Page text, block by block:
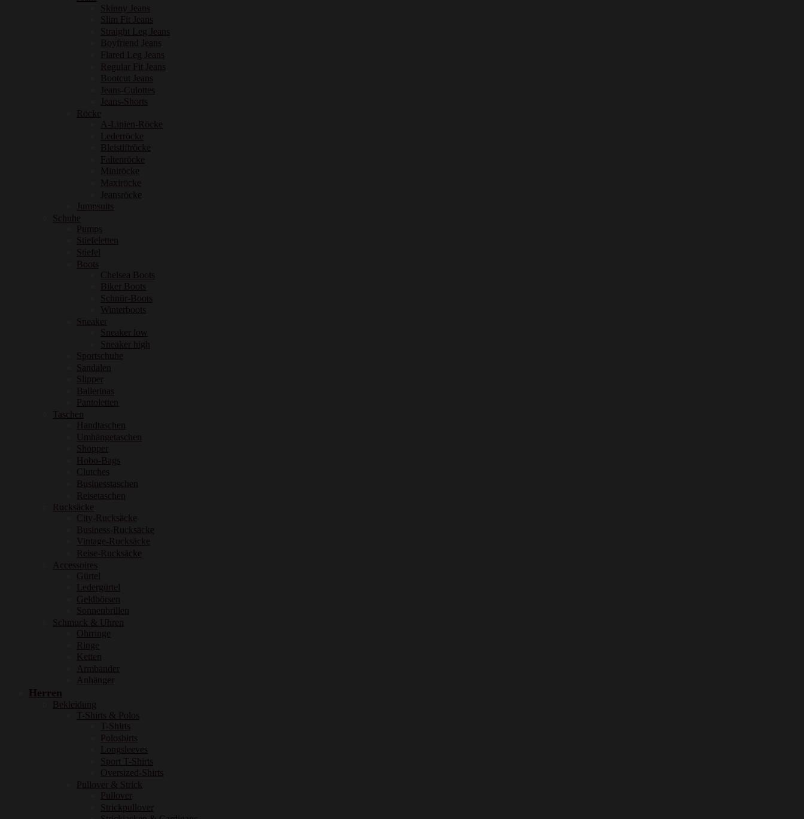
Skinny Jeans
Slim Fit Jeans
Straight Leg Jeans
Boyfriend Jeans
Flared Leg Jeans
Regular Fit Jeans
Bootcut Jeans
Jeans-Culottes
Jeans-Shorts
Röcke
A-Linien-Röcke
Lederröcke
Bleistiftröcke
Faltenröcke
Miniröcke
Maxiröcke
Jeansröcke
Jumpsuits
Schuhe
Pumps
Stiefeletten
Stiefel
Boots
Chelsea Boots
Biker Boots
Schnür-Boots
Winterboots
Sneaker
Sneaker low
Sneaker high
Sportschuhe
Sandalen
Slipper
Ballerinas
Pantoletten
Taschen
Handtaschen
Umhängetaschen
Shopper
Hobo-Bags
Clutches
Businesstaschen
Reisetaschen
Rucksäcke
City-Rucksäcke
Business-Rucksäcke
Vintage-Rucksäcke
Reise-Rucksäcke
Accessoires
Gürtel
Ledergürtel
Geldbörsen
Sonnenbrillen
Schmuck & Uhren
Ohrringe
Ringe
Ketten
Armbänder
Anhänger
Herren
Bekleidung
T-Shirts & Polos
T-Shirts
Poloshirts
Longsleeves
Sport T-Shirts
Oversized-Shirts
Pullover & Strick
Pullover
Strickpullover